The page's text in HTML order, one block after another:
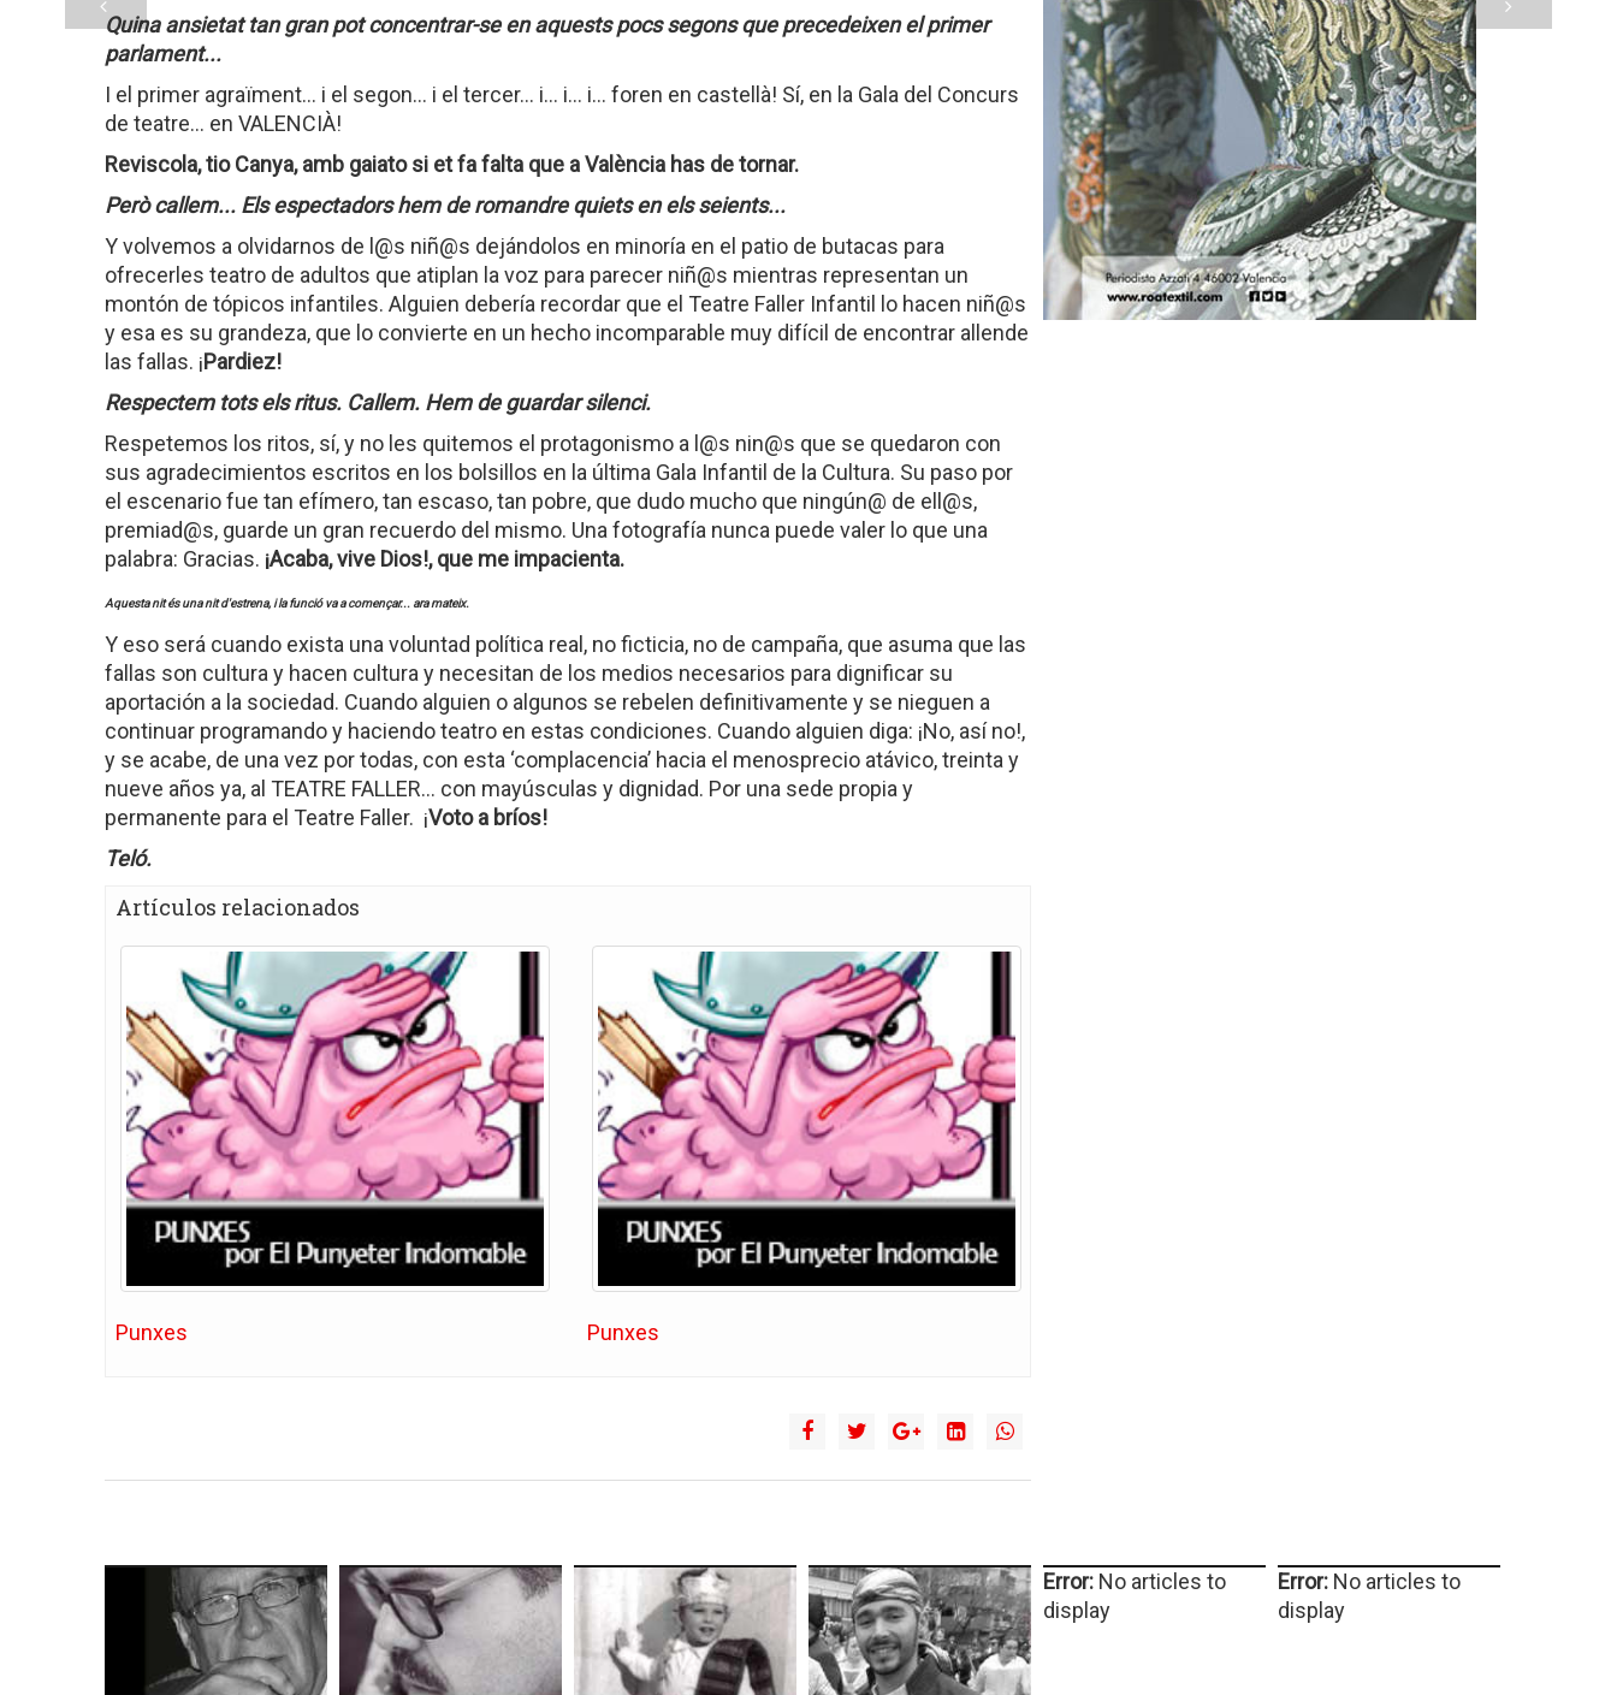
Quina ansietat tan gran pot concentrar-se en aquests pocs segons que precedeixen el primer
parlament...
I el primer agraïment… i el segon… i el tercer… i… i… i… foren en castellà! Sí, en la Gala del Concurs
de teatre… en VALENCIÀ!
Reviscola, tio Canya, amb gaiato si et fa falta que a València has de tornar.
Però callem... Els espectadors hem de romandre quiets en els seients...
Y volvemos a olvidarnos de l@s niñ@s dejándolos en minoría en el patio de butacas para
ofrecerles teatro de adultos que atiplan la voz para parecer niñ@s mientras representan un
montón de tópicos infantiles. Alguien debería recordar que el Teatre Faller Infantil lo hacen niñ@s
y esa es su grandeza, que lo convierte en un hecho incomparable muy difícil de encontrar allende
las fallas. ¡Pardiez!
Respectem tots els ritus. Callem. Hem de guardar silenci.
Respetemos los ritos, sí, y no les quitemos el protagonismo a l@s nin@s que se quedaron con
sus agradecimientos escritos en los bolsillos en la última Gala Infantil de la Cultura. Su paso por
el escenario fue tan efímero, tan escaso, tan pobre, que dudo mucho que ningún@ de ell@s,
premiad@s, guarde un gran recuerdo del mismo. Una fotografía nunca puede valer lo que una
palabra: Gracias. ¡Acaba, vive Dios!, que me impacienta.
Aquesta nit és una nit d'estrena, i la funció va a començar... ara mateix.
Y eso será cuando exista una voluntad política real, no ficticia, no de campaña, que asuma que las
fallas son cultura y hacen cultura y necesitan de los medios necesarios para dignificar su
aportación a la sociedad. Cuando alguien o algunos se rebelen definitivamente y se nieguen a
continuar programando y haciendo teatro en estas condiciones. Cuando alguien diga: ¡No, así no!,
y se acabe, de una vez por todas, con esta ‘complacencia’ hacia el menosprecio atávico, treinta y
nueve años ya, al TEATRE FALLER… con mayúsculas y dignidad. Por una sede propia y
permanente para el Teatre Faller. ¡Voto a bríos!
Teló.
Artículos relacionados
Punxes Punxes
Error: No articles to
display
Error: No articles to
display